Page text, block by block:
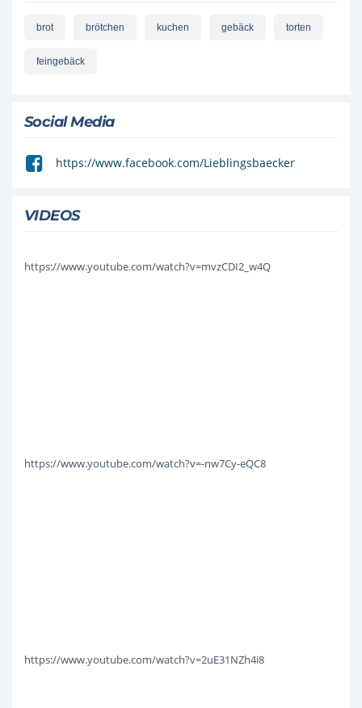
brot brötchen kuchen gebäck torten
feingebäck
Social Media
https://www.facebook.com/Lieblingsbaecker
VIDEOS
https://www.youtube.com/watch?v=mvzCDI2_w4Q
https://www.youtube.com/watch?v=-nw7Cy-eQC8
https://www.youtube.com/watch?v=2uE31NZh4i8